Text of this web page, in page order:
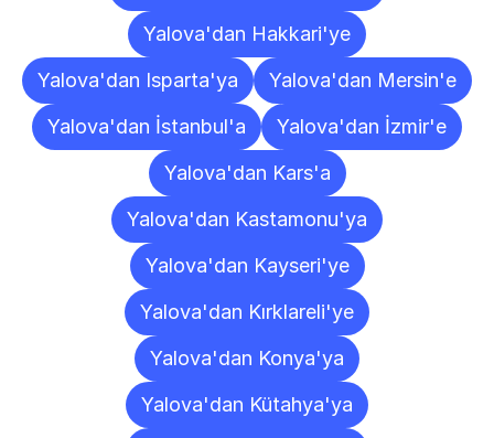
Yalova'dan Hakkari'ye
Yalova'dan Isparta'ya
Yalova'dan Mersin'e
Yalova'dan İstanbul'a
Yalova'dan İzmir'e
Yalova'dan Kars'a
Yalova'dan Kastamonu'ya
Yalova'dan Kayseri'ye
Yalova'dan Kırklareli'ye
Yalova'dan Konya'ya
Yalova'dan Kütahya'ya